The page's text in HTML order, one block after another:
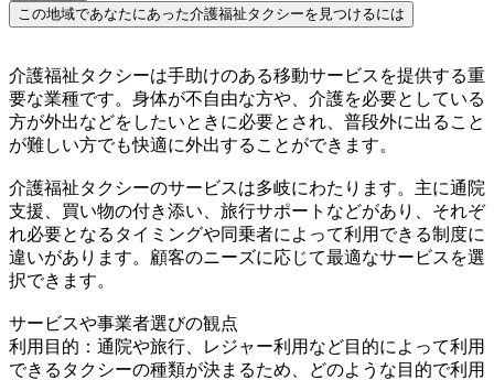
この地域であなたにあった介護福祉タクシーを見つけるには
介護福祉タクシーは手助けのある移動サービスを提供する重
要な業種です。身体が不自由な方や、介護を必要としている
方が外出などをしたいときに必要とされ、普段外に出ること
が難しい方でも快適に外出することができます。
介護福祉タクシーのサービスは多岐にわたります。主に通院
支援、買い物の付き添い、旅行サポートなどがあり、それぞ
れ必要となるタイミングや同乗者によって利用できる制度に
違いがあります。顧客のニーズに応じて最適なサービスを選
択できます。
サービスや事業者選びの観点
利用目的：通院や旅行、レジャー利用など目的によって利用
できるタクシーの種類が決まるため、どのような目的で利用